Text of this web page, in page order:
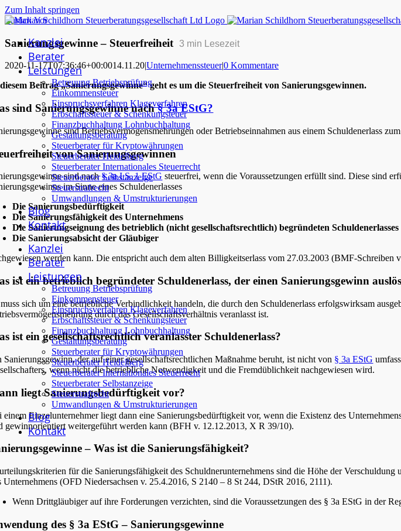
Zum Inhalt springen
Kanzlei
Berater
Leistungen
Betreuung Betriebsprüfung
Einkommensteuer
Einspruchsverfahren Klageverfahren
Erbschaftssteuer & Schenkungsteuer
Finanzbuchhaltung Lohnbuchhaltung
Gestaltungsberatung
Steuerberater für Kryptowährungen
Steuerberater Heidelberg
Steuerberater Internationales Steuerrecht
Steuerberater Selbstanzeige
Steuerstrafrecht
Umwandlungen & Umstrukturierungen
Blog
Kontakt
Kanzlei
Berater
Leistungen
Betreuung Betriebsprüfung
Einkommensteuer
Einspruchsverfahren Klageverfahren
Erbschaftssteuer & Schenkungsteuer
Finanzbuchhaltung Lohnbuchhaltung
Gestaltungsberatung
Steuerberater für Kryptowährungen
Steuerberater Heidelberg
Steuerberater Internationales Steuerrecht
Steuerberater Selbstanzeige
Steuerstrafrecht
Umwandlungen & Umstrukturierungen
Blog
Kontakt
Zurück Vor
Sanierungsgewinne – Steuerfreiheit 3 min Lesezeit
2020-11-17T07:36:46+00:0014.11.20|Unternehmenssteuer|0 Kommentare
Beitrag „Sanierungsgewinne“ geht es um die Steuerfreiheit von Sanierungsgewinnen.
sind Sanierungsgewinne nach§ 3a EStG?
sind Betriebsvermögensmehrungen oder Betriebseinnahmen aus einem Schuldenerlass
von Sanierungsgewinnen
sind nach§ 3a I S. 1 EStG steuerfrei, wenn die Voraussetzungen erfüllt sind. Diese sind
im Sinne eines Schuldenerlasses
Die Sanierungsbedürftigkeit
Die Sanierungsfähigkeit des Unternehmens
Die Sanierungseignung des betrieblich (nicht gesellschaftsrechtlich) begründeten Schuldenerlasses
Die Sanierungsabsicht der Gläubiger
werden kann. Die entspricht auch dem alten Billigkeitserlass vom 27.03.2003 (BMF-
ist ein betrieblich begründeter Schuldenerlass, der einen Sanierungsgewinn
sich um eine betriebliche Verbindlichkeit handeln, die durch den Schuldenerlass erfolgswirksam
durch das Gesellschaftsverhältnis veranlasst ist.
ist ein gesellschaftsrechtlich veranlasster Schuldenerlass?
Sanierungsgewinn, der auf einer gesellschaftsrechtlichen Maßnahme beruht, ist nicht von § 3a EStG
wenn nicht die betriebliche Notwendigkeit und die Fremdüblichkeit nachgewiesen wird.
liegt Sanierungsbedürftigkeit vor?
einem Einzelunternehmer liegt dann eine Sanierungsbedürftigkeit vor, wenn die Existenz des
gewinnorientiert weitergeführt werden kann (BFH v. 12.12.2013, X R 39/10).
– Was ist die Sanierungsfähigkeit?
für die Sanierungsfähigkeit des Schuldnerunternehmens sind die Höhe der
Unternehmens (OFD Niedersachsen v. 25.4.2016, S 2140 – 8 St 244, DStR 2016, 2111).
Wenn Drittgläubiger auf ihre Forderungen verzichten, sind die Voraussetzungen des § 3a EStG in der
des § 3a EStG – Sanierungsgewinne